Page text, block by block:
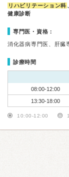
リハビリテーション科
健康診断
専門医・資格：
消化器病専門医、肝臓
診療時間
08:00-12:00
13:30-18:00
10:00-12:00